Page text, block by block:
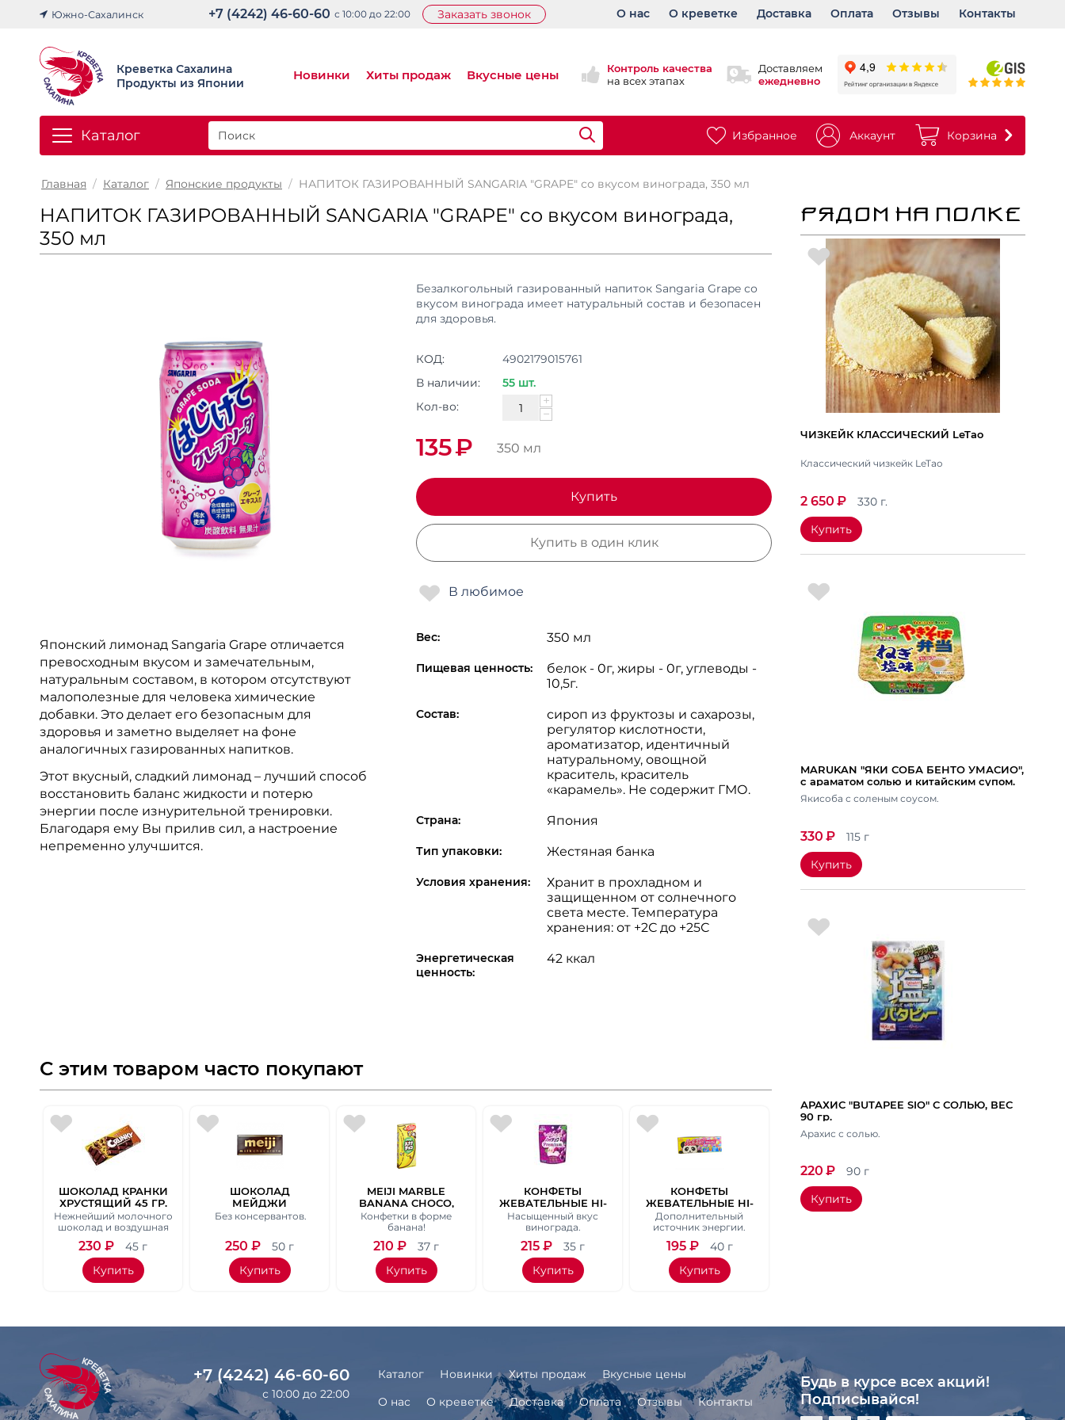
Южно-Сахалинск О нас О креветке Доставка Оплата Отзывы Контакты
+7 (4242) 46-60-60 с 10:00 до 22:00 Заказать звонок
Креветка Сахалина
Продукты из Японии
Доставляем
ежедневно
Контроль качества
на всех этапах
Новинки Хиты продаж Вкусные цены
Каталог Корзина
Аккаунт
Избранное
Главная / Каталог / Японские продукты / НАПИТОК ГАЗИРОВАННЫЙ SANGARIA "GRAPE" со вкусом винограда, 350 мл
НАПИТОК ГАЗИРОВАННЫЙ SANGARIA "GRAPE" со вкусом винограда,
350 мл
Безалкогольный газированный напиток Sangaria Grape со
вкусом винограда имеет натуральный состав и безопасен
для здоровья.
КОД:
4902179015761
В наличии:
55 шт.
Кол-во:
+
−
135₽ 350 мл
Купить
Купить в один клик
Японский лимонад Sangaria Grape отличается
превосходным вкусом и замечательным,
натуральным составом, в котором отсутствуют
малополезные для человека химические
добавки. Это делает его безопасным для
здоровья и заметно выделяет на фоне
аналогичных газированных напитков.
Этот вкусный, сладкий лимонад – лучший способ
восстановить баланс жидкости и потерю
энергии после изнурительной тренировки.
Благодаря ему Вы прилив сил, а настроение
непременно улучшится.
Вес: 350 мл
Пищевая ценность:
белок - 0г, жиры - 0г, углеводы -
10,5г.
Состав:
сироп из фруктозы и сахарозы,
регулятор кислотности,
ароматизатор, идентичный
натуральному, овощной
краситель, краситель
«карамель». Не содержит ГМО.
Страна: Япония
Тип упаковки: Жестяная банка
Условия хранения:
Хранит в прохладном и
защищенном от солнечного
света месте. Температура
хранения: от +2С до +25С
Энергетическая
ценность:
42 ккал
С этим товаром часто покупают
ШОКОЛАД КРАНКИ
ХРУСТЯЩИЙ 45 ГР.
Нежнейший молочного
шоколад и воздушная
пшеница.
230 ₽
45 г
Купить
ШОКОЛАД
МЕЙДЖИ
МОЛОЧНЫЙ/ MILK
ВЕС 50 Г .
Без консервантов.
250 ₽
50 г
Купить
MEIJI MARBLE
BANANA CHOCO,
37 ГР.
Конфетки в форме
банана!
210 ₽
37 г
Купить
КОНФЕТЫ
ЖЕВАТЕЛЬНЫЕ HI-
CHEW PREMIUM СО
ВКУСОМ
ВИНОГРАДА,
MORINAGA, 35 ГР.
Насыщенный вкус
винограда.
215 ₽
35 г
Купить
КОНФЕТЫ
ЖЕВАТЕЛЬНЫЕ HI-
CHEW MINI 4
ВКУСА (ВИНОГРАД,
АПЕЛЬСИН,
СОДОВАЯ, КОЛА),
MORINAGA, 40 ГР.
Дополнительный
источник энергии.
195 ₽
40 г
Купить
РЯДОМ НА ПОЛКЕ
ЧИЗКЕЙК КЛАССИЧЕСКИЙ LeTao
Классический чизкейк LeTao
2 650 ₽
330 г.
Купить
MARUKAN "ЯКИ СОБА БЕНТО УМАСИО",
с араматом солью и китайским супом.
Вес 115 гр.
Якисоба с соленым соусом.
330 ₽
115 г
Купить
АРАХИС "BUTAPEE SIO" С СОЛЬЮ, ВЕС
90 гр.
Арахис с солью.
220 ₽
90 г
Купить
+7 (4242) 46-60-60
с 10:00 до 22:00
Каталог Новинки Хиты продаж
Вкусные цены
О нас
О креветке Доставка Оплата Отзывы Контакты
Будь в курсе всех акций!
Подписывайся!